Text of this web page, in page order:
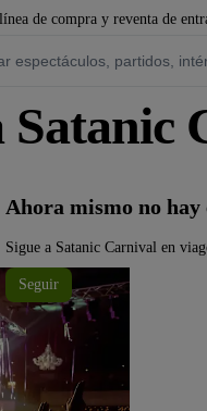
de compra y reventa de
Ahora mismo no
Sigue a Satanic Carnival en
Seguir